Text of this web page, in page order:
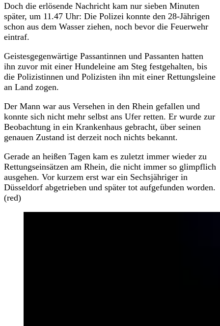
Doch die erlösende Nachricht kam nur sieben Minuten
später, um 11.47 Uhr: Die Polizei konnte den 28-Jährigen
schon aus dem Wasser ziehen, noch bevor die Feuerwehr
eintraf.
Geistesgegenwärtige Passantinnen und Passanten hatten
ihn zuvor mit einer Hundeleine am Steg festgehalten, bis
die Polizistinnen und Polizisten ihn mit einer Rettungsleine
an Land zogen.
Der Mann war aus Versehen in den Rhein gefallen und
konnte sich nicht mehr selbst ans Ufer retten. Er wurde zur
Beobachtung in ein Krankenhaus gebracht, über seinen
genauen Zustand ist derzeit noch nichts bekannt.
Gerade an heißen Tagen kam es zuletzt immer wieder zu
Rettungseinsätzen am Rhein, die nicht immer so glimpflich
ausgehen. Vor kurzem erst war ein Sechsjähriger in
Düsseldorf abgetrieben und später tot aufgefunden worden.
(red)